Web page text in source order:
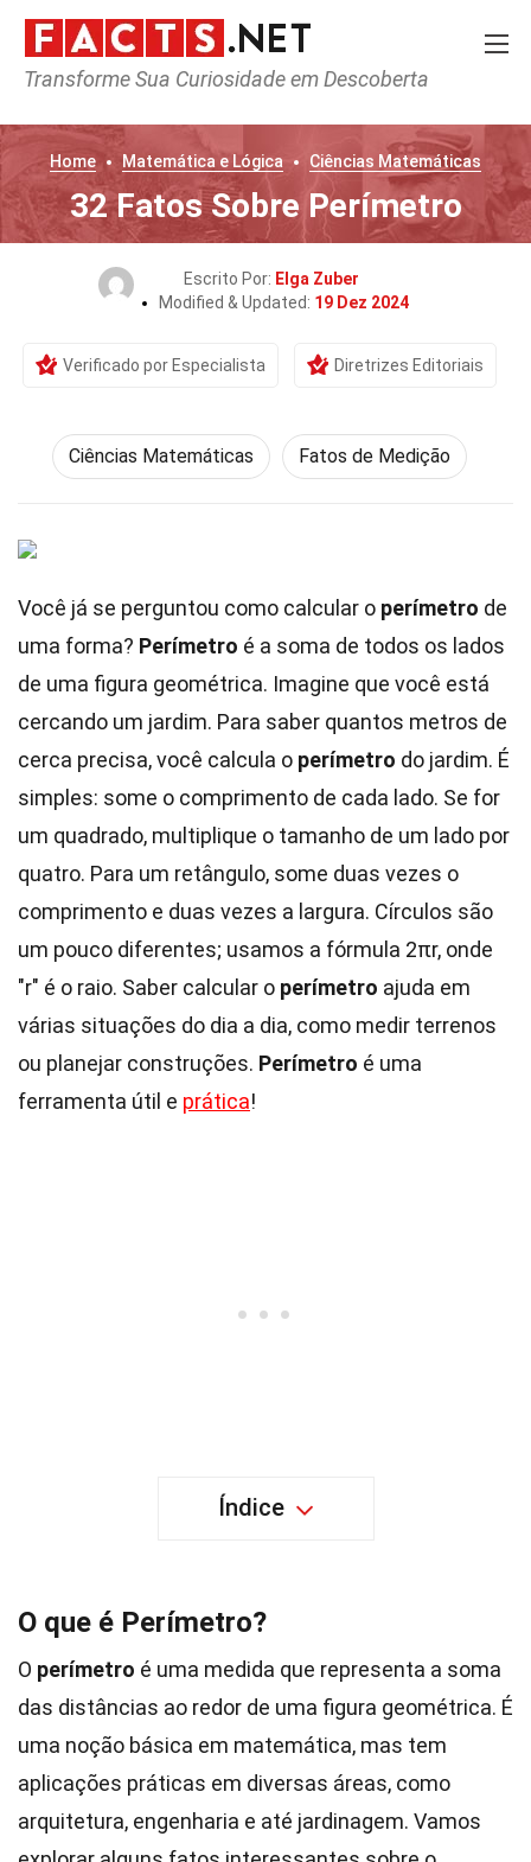
Transforme Sua Curiosidade em Descoberta
Home Matemática e Lógica Ciências Matemáticas
32 Fatos Sobre Perímetro
Escrito Por: Elga Zuber
Modified & Updated: 19 Dez 2024
Verificado por Especialista Diretrizes Editoriais
Ciências Matemáticas Fatos de Medição
Você já se perguntou como calcular o perímetro de
uma forma? Perímetro é a soma de todos os lados
de uma figura geométrica. Imagine que você está
cercando um jardim. Para saber quantos metros de
cerca precisa, você calcula o perímetro do jardim. É
simples: some o comprimento de cada lado. Se for
um quadrado, multiplique o tamanho de um lado por
quatro. Para um retângulo, some duas vezes o
comprimento e duas vezes a largura. Círculos são
um pouco diferentes; usamos a fórmula 2πr, onde
"r" é o raio. Saber calcular o perímetro ajuda em
várias situações do dia a dia, como medir terrenos
ou planejar construções. Perímetro é uma
ferramenta útil e prática!
Índice
O que é Perímetro?
O perímetro é uma medida que representa a soma
das distâncias ao redor de uma figura geométrica. É
uma noção básica em matemática, mas tem
aplicações práticas em diversas áreas, como
arquitetura, engenharia e até jardinagem. Vamos